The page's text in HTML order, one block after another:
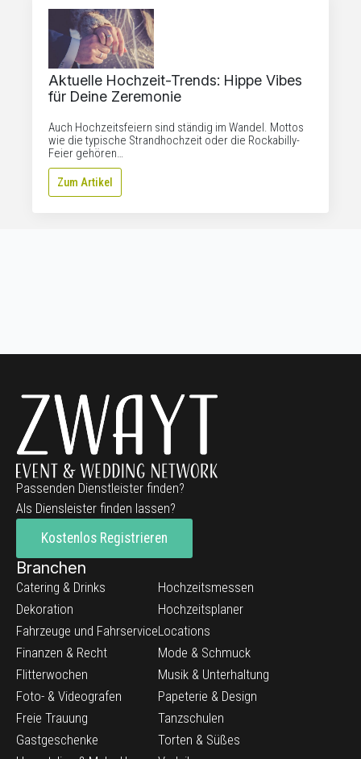
Aktuelle Hochzeit-Trends: Hippe Vibes
für Deine Zeremonie
Auch Hochzeitsfeiern sind ständig im Wandel. Mottos
wie die typische Strandhochzeit oder die Rockabilly-
Feier gehören…
Zum Artikel
Passenden Dienstleister finden?
Als Diensleister finden lassen?
Kostenlos Registrieren
Branchen
Catering & Drinks
Dekoration
Fahrzeuge und Fahrservice
Finanzen & Recht
Flitterwochen
Foto- & Videografen
Freie Trauung
Gastgeschenke
Hochzeitsmessen
Hochzeitsplaner
Locations
Mode & Schmuck
Musik & Unterhaltung
Papeterie & Design
Tanzschulen
Torten & Süßes